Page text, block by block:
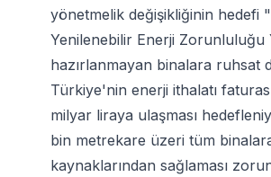
yönetmelik değişikliğinin hedefi
Yenilenebilir Enerji Zorunluluğu
hazırlanmayan binalara ruhsat
Türkiye'nin enerji ithalatı
milyar liraya ulaşması
bin metrekare üzeri tüm
kaynaklarından sağlaması